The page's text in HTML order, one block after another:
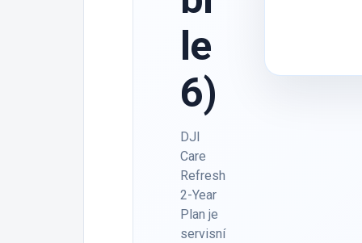
le
6)
DJI
Care
Refresh
2-Year
Plan je
servisní